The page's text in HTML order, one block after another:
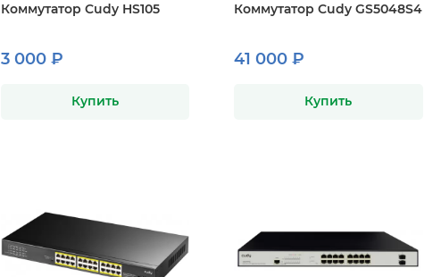
Коммутатор Cudy HS105
3 000 ₽
Купить
Коммутатор Cudy GS5048S4
41 000 ₽
Купить